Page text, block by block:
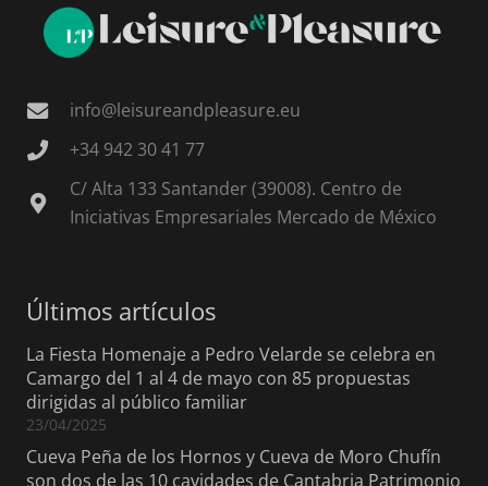
info@leisureandpleasure.eu
+34 942 30 41 77
C/ Alta 133 Santander (39008). Centro de
Iniciativas Empresariales Mercado de México
Últimos artículos
La Fiesta Homenaje a Pedro Velarde se celebra en
Camargo del 1 al 4 de mayo con 85 propuestas
dirigidas al público familiar
23/04/2025
Cueva Peña de los Hornos y Cueva de Moro Chufín
son dos de las 10 cavidades de Cantabria Patrimonio